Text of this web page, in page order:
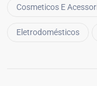
Cosmeticos E
Eletrodomésticos